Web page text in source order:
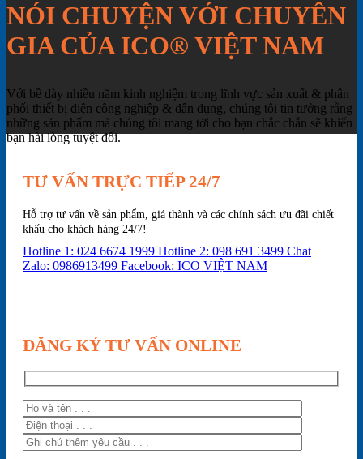
NÓI CHUYỆN VỚI CHUYÊN
GIA CỦA ICO® VIỆT NAM
Với bề dày nhiều năm kinh nghiệm trong lĩnh vực sản xuất & phân
phối thiết bị điện công nghiệp & dân dụng, chúng tôi tin tưởng rằng
những sản phẩm mà chúng tôi mang tới cho bạn chắc chắn sẽ khiến
bạn hài lòng tuyệt đối.
TƯ VẤN TRỰC TIẾP 24/7
Hỗ trợ tư vấn về sản phẩm, giá thành và các chính sách ưu đãi chiết
khấu cho khách hàng 24/7!
Hotline 1: 024 6674 1999 Hotline 2: 098 691 3499 Chat
Zalo: 0986913499 Facebook: ICO VIỆT NAM
ĐĂNG KÝ TƯ VẤN ONLINE